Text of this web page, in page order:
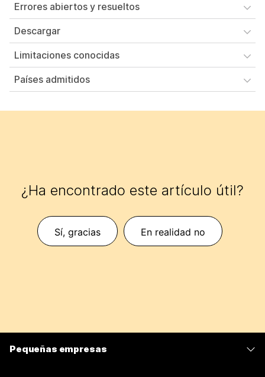
Errores abiertos y resueltos
Descargar
Limitaciones conocidas
Países admitidos
¿Ha encontrado este artículo útil?
Sí, gracias En realidad no
Pequeñas empresas